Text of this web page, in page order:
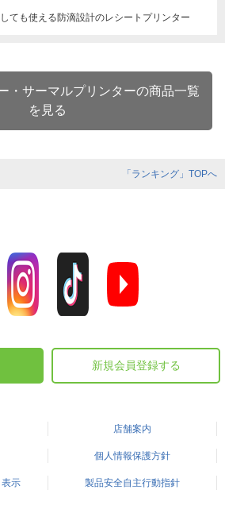
ても使える防滴設計のレシートプリンター
・サーマルプリンターの商品一覧
を見る
「ランキング」TOPへ
新規会員登録する
店舗案内
個人情報保護方針
示 製品安全自主行動指針